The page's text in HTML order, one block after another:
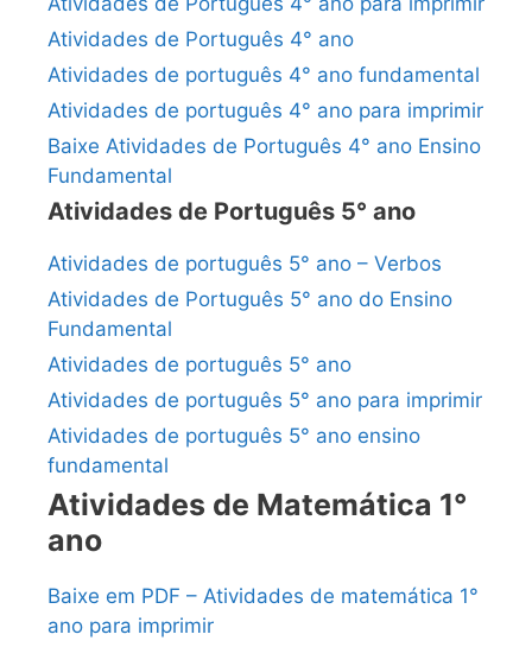
Atividades de Português 4° ano
Atividades de português 4° ano fundamental
Atividades de português 4° ano para imprimir
Baixe Atividades de Português 4° ano Ensino
Fundamental
Atividades de Português 5° ano
Atividades de português 5° ano – Verbos
Atividades de Português 5° ano do Ensino
Fundamental
Atividades de português 5° ano
Atividades de português 5° ano para imprimir
Atividades de português 5° ano ensino
fundamental
Atividades de Matemática 1°
ano
Baixe em PDF – Atividades de matemática 1°
ano para imprimir